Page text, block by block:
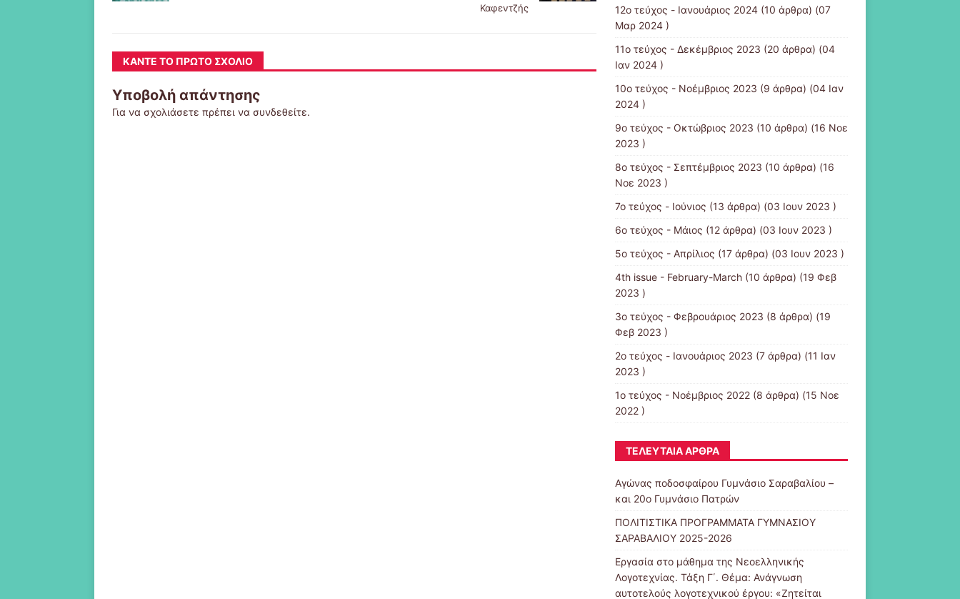
Καφεντζής
ΚΆΝΤΕ ΤΟ ΠΡΏΤΟ ΣΧΌΛΙΟ
Υποβολή απάντησης
Για να σχολιάσετε πρέπει να συνδεθείτε.
12o τεύχος - Ιανουάριος 2024(10 άρθρα) (07
Μαρ 2024 )
11ο τεύχος - Δεκέμβριος 2023 (20 άρθρα) (04
Ιαν 2024 )
10ο τεύχος - Νοέμβριος 2023 (9 άρθρα) (04 Ιαν
2024 )
9ο τεύχος - Οκτώβριος 2023 (10 άρθρα) (16 Νοε
2023 )
8ο τεύχος - Σεπτέμβριος 2023 (10 άρθρα) (16
Νοε 2023 )
7ο τεύχος - Ιούνιος (13 άρθρα) (03 Ιουν 2023 )
6ο τεύχος - Μάιος (12 άρθρα) (03 Ιουν 2023 )
5ο τεύχος - Απρίλιος (17 άρθρα) (03 Ιουν 2023 )
4th issue - February-March(10 άρθρα) (19 Φεβ
2023 )
3ο τεύχος - Φεβρουάριος 2023 (8 άρθρα) (19
Φεβ 2023 )
2ο τεύχος - Ιανουάριος 2023 (7 άρθρα) (11 Ιαν
2023 )
1ο τεύχος - Νοέμβριος 2022(8 άρθρα) (15 Νοε
2022 )
ΤΕΛΕΥΤΑΊΑ ΆΡΘΡΑ
Αγώνας ποδοσφαίρου Γυμνάσιο Σαραβαλίου –
και 20ο Γυμνάσιο Πατρών
ΠΟΛΙΤΙΣΤΙΚΑ ΠΡΟΓΡΑΜΜΑΤΑ ΓΥΜΝΑΣΙΟΥ
ΣΑΡΑΒΑΛΙΟΥ 2025-2026
Εργασία στο μάθημα της Νεοελληνικής
Λογοτεχνίας. Τάξη Γ΄. Θέμα: Ανάγνωση
αυτοτελούς λογοτεχνικού έργου: «Ζητείται